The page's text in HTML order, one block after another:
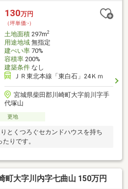
130万円
（坪単価:-）
土地面積297m2
用途地域無指定
建ぺい率70%
容積率200%
建築条件なし
ＪＲ東北本線「東白石」24Ｋｍ
宮城県柴田郡川崎町大字前川字手
代塚山
更地
とくつろぐセカンドハウスを持ち
りです。
町大字川内字七曲山 150万円